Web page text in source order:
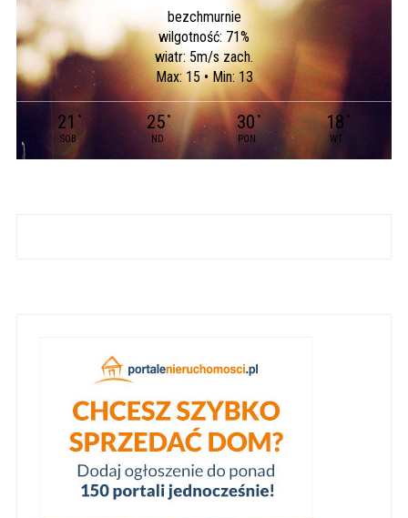
bezchmurnie
wilgotność: 71%
wiatr: 5m/s zach.
Max: 15 • Min: 13
21 °
SOB
25°
ND
30 °
PON
18 °
WT